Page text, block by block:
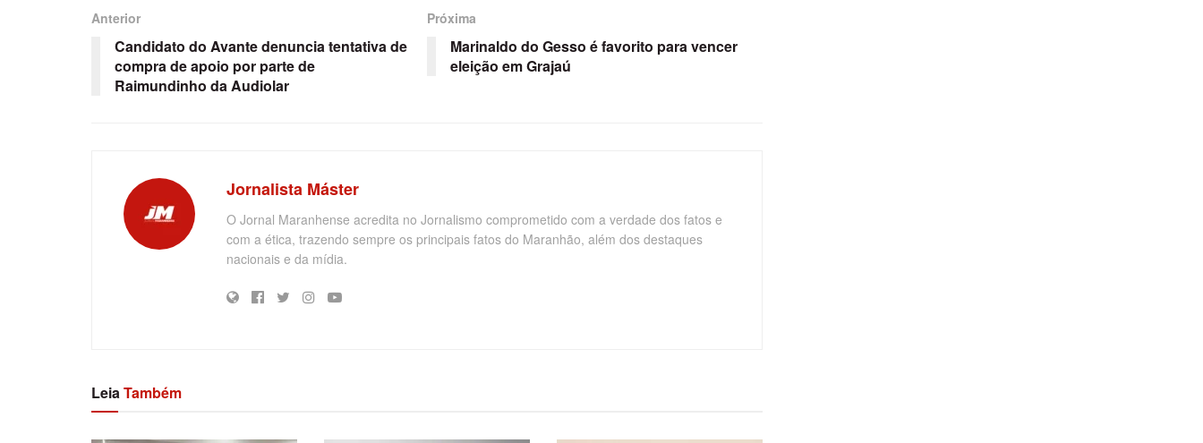
Anterior
Candidato do Avante denuncia tentativa de
compra de apoio por parte de
Raimundinho da Audiolar
Próxima
Marinaldo do Gesso é favorito para vencer
eleição em Grajaú
Jornalista Máster
O Jornal Maranhense acredita no Jornalismo comprometido com a verdade dos fatos e
com a ética, trazendo sempre os principais fatos do Maranhão, além dos destaques
nacionais e da mídia.
LeiaTambém